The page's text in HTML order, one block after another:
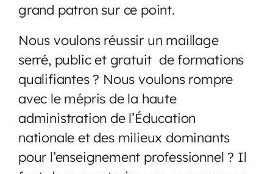
grand patron sur ce point.
Nous voulons réussir un maillage
serré, public et gratuit de formations
qualifiantes ? Nous voulons rompre
avec le mépris de la haute
administration de l’Éducation
nationale et des milieux dominants
pour l’enseignement professionnel ? Il